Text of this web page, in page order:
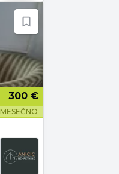
300 €
MESEČNO